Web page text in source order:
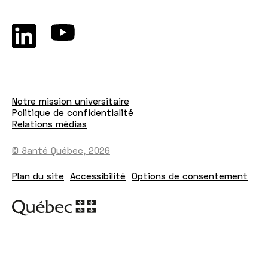
© Santé Québec, 2026
Plan du site Accessibilité Options de consentement
Notre mission universitaire
Politique de confidentialité
Relations médias